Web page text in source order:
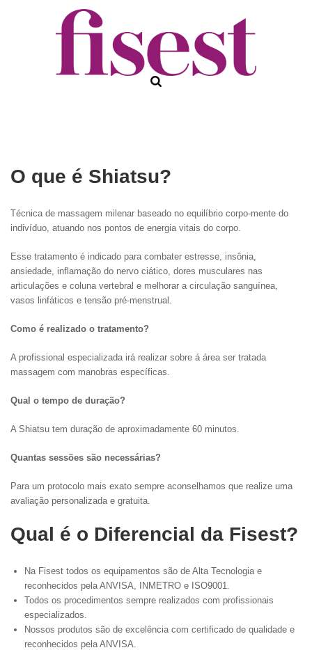
O que é Shiatsu?
Técnica de massagem milenar baseado no equilíbrio corpo-mente do
indivíduo, atuando nos pontos de energia vitais do corpo.
Esse tratamento é indicado para combater estresse, insônia,
ansiedade, inflamação do nervo ciático, dores musculares nas
articulações e coluna vertebral e melhorar a circulação sanguínea,
vasos linfáticos e tensão pré-menstrual.
Como é realizado o tratamento?
A profissional especializada irá realizar sobre á área ser tratada
massagem com manobras específicas.
Qual o tempo de duração?
A Shiatsu tem duração de aproximadamente 60 minutos.
Quantas sessões são necessárias?
Para um protocolo mais exato sempre aconselhamos que realize uma
avaliação personalizada e gratuita.
Qual é o Diferencial da Fisest?
Na Fisest todos os equipamentos são de Alta Tecnologia e
reconhecidos pela ANVISA, INMETRO e ISO9001.
Todos os procedimentos sempre realizados com profissionais
especializados.
Nossos produtos são de excelência com certificado de qualidade e
reconhecidos pela ANVISA.